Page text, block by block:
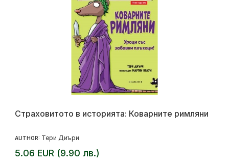
Страховитото в историята: Коварните римляни
AUTHOR: Тери Диъри
5.06 EUR (9.90 лв.)